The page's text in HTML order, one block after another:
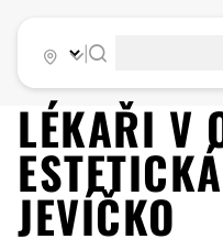
LÉKAŘI V
JEVÍČKO